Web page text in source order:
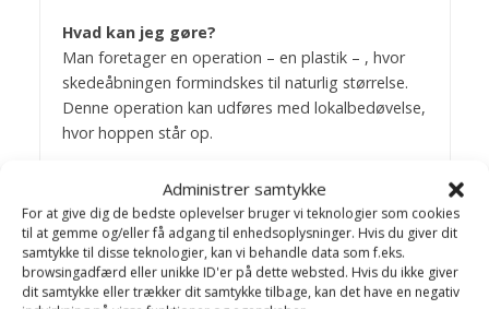
Administrer samtykke
For at give dig de bedste oplevelser bruger vi teknologier som cookies
til at gemme og/eller få adgang til enhedsoplysninger. Hvis du giver dit
samtykke til disse teknologier, kan vi behandle data som f.eks.
browsingadfærd eller unikke ID'er på dette websted. Hvis du ikke giver
dit samtykke eller trækker dit samtykke tilbage, kan det have en negativ
Hvad kan jeg gøre?
Man foretager en operation – en plastik – , hvor
skedeåbningen formindskes til naturlig størrelse.
Denne operation kan udføres med lokalbedøvelse,
hvor hoppen står op.
Bagom artiklerne
Birthe Valling & Jens
Bakkegaard